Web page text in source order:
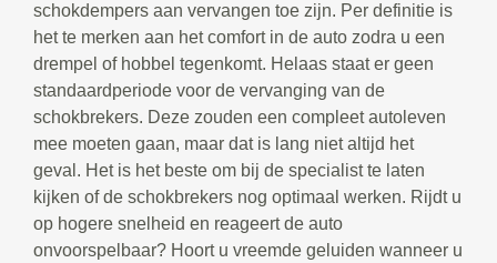
schokdempers aan vervangen toe zijn. Per definitie is
het te merken aan het comfort in de auto zodra u een
drempel of hobbel tegenkomt. Helaas staat er geen
standaardperiode voor de vervanging van de
schokbrekers. Deze zouden een compleet autoleven
mee moeten gaan, maar dat is lang niet altijd het
geval. Het is het beste om bij de specialist te laten
kijken of de schokbrekers nog optimaal werken. Rijdt u
op hogere snelheid en reageert de auto
onvoorspelbaar? Hoort u vreemde geluiden wanneer u